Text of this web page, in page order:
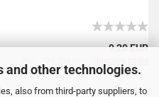
and other technologies.
also from third-party suppliers, to
9,20 EUR